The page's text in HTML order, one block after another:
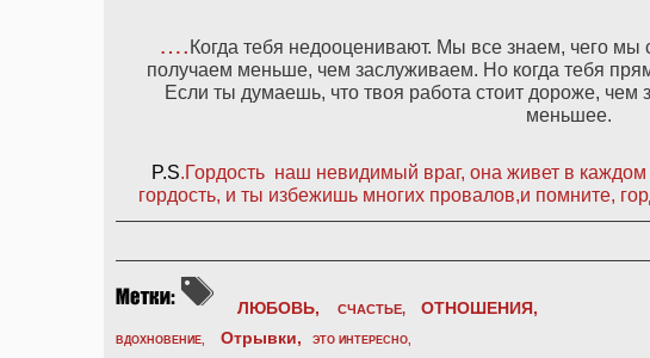
…. Когда тебя недооценивают. Мы все знаем, чего мы
получаем меньше, чем заслуживаем. Но когда тебя
Если ты думаешь, что твоя работа стоит дороже, чем
меньшее.
P.S.Гордость наш невидимый враг, она живет в
гордость, и ты избежишь многих провалов,и помните,
ЛЮБОВЬ, СЧАСТЬЕ, ОТНОШЕНИЯ,
ВДОХНОВЕНИЕ, Отрывки, ЭТО ИНТЕРЕСНО,